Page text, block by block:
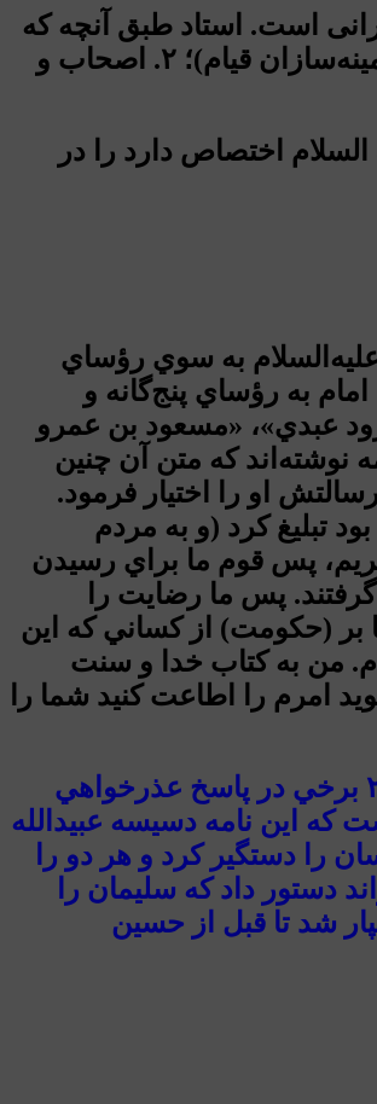
است. استاد طبق آنچه که
در مقدمه این کتاب آمده بحث از ياران امام را در سه بخش مورد توجه قرار داده‌است: ۱. سفيران امام (زمينه‌سازان قيام)؛ ۲. اصحاب و
اختصاص دارد را در
به سوي رؤساي
اقامت داشت، سليمان را به بصره فرستاد.(۱) اين نامه را امام به رؤساي پنج‌گانه و
عبدي»، «مسعود بن عمرو
نوشته‌اند كه متن آن چنين
او را اختيار فرمود.
تبليغ كرد (و به مردم
پس قوم ما براي رسيدن
پس ما رضايت را
بر (حكومت) از كساني كه اين
من به كتاب خدا و سنت
امرم را اطاعت كنيد شما را
در پاسخ نامه امام عليه‌السلام مردم به چندگونه برخورد كردند: ۱٫ گروهي نامه را از ديگران پنهان داشتند؛ ۲٫ برخي در پاسخ عذرخواهي
كه اين نامه دسيسه عبيدالله
را دستگير كرد و هر دو را
دستور داد كه سليمان را
شد تا قبل از حسين